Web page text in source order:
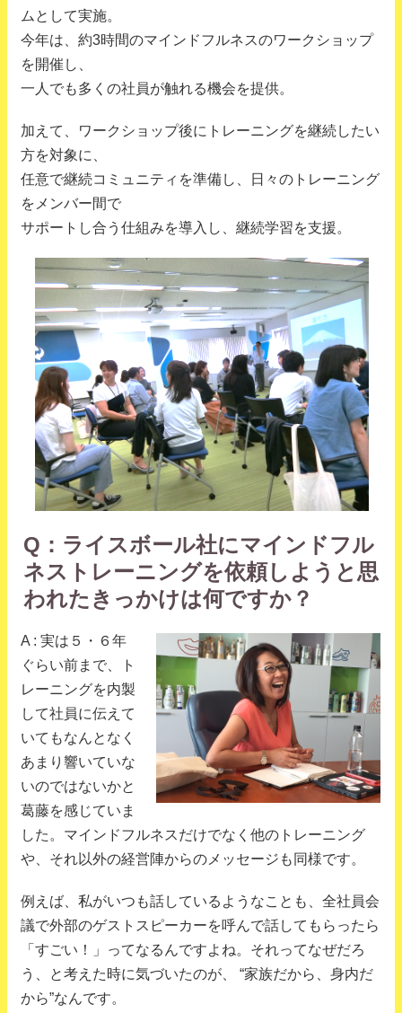
ムとして実施。
今年は、約3時間のマインドフルネスのワークショップ
を開催し、
一人でも多くの社員が触れる機会を提供。
加えて、ワークショップ後にトレーニングを継続したい
方を対象に、
任意で継続コミュニティを準備し、日々のトレーニング
をメンバー間で
サポートし合う仕組みを導入し、継続学習を支援。
Q：ライスボール社にマインドフル
ネストレーニングを依頼しようと思
われたきっかけは何ですか？
A : 実は５・６年
ぐらい前まで、ト
レーニングを内製
して社員に伝えて
いてもなんとなく
あまり響いていな
いのではないかと
葛藤を感じていま
した。マインドフルネスだけでなく他のトレーニング
や、それ以外の経営陣からのメッセージも同様です。
例えば、私がいつも話しているようなことも、全社員会
議で外部のゲストスピーカーを呼んで話してもらったら
「すごい！」ってなるんですよね。それってなぜだろ
う、と考えた時に気づいたのが、 “家族だから、身内だ
から”なんです。